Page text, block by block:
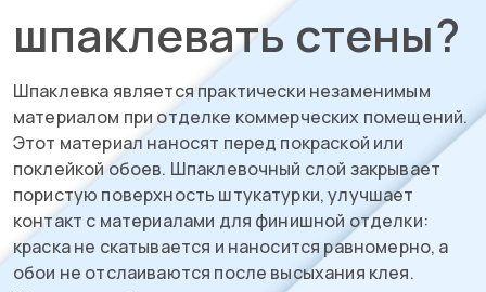
шпаклевать стены?
Шпаклевка является практически незаменимым
материалом при отделке коммерческих помещений.
Этот материал наносят перед покраской или
поклейкой обоев. Шпаклевочный слой закрывает
пористую поверхность штукатурки, улучшает
контакт с материалами для финишной отделки:
краска не скатывается и наносится равномерно, а
обои не отслаиваются после высыхания клея.